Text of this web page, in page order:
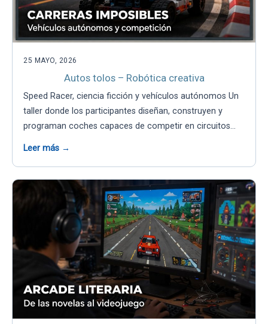
25 MAYO, 2026
Autos tolos – Robótica creativa
Speed Racer, ciencia ficción y vehículos autónomos Un
taller donde los participantes diseñan, construyen y
programan coches capaces de competir en circuitos…
Leer más →